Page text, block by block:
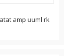
amp uuml rk